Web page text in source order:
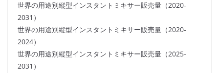
世界の用途別縦型インスタントミキサー販売量（2020-
2031）
世界の用途別縦型インスタントミキサー販売量（2020-
2024）
世界の用途別縦型インスタントミキサー販売量（2025-
2031）